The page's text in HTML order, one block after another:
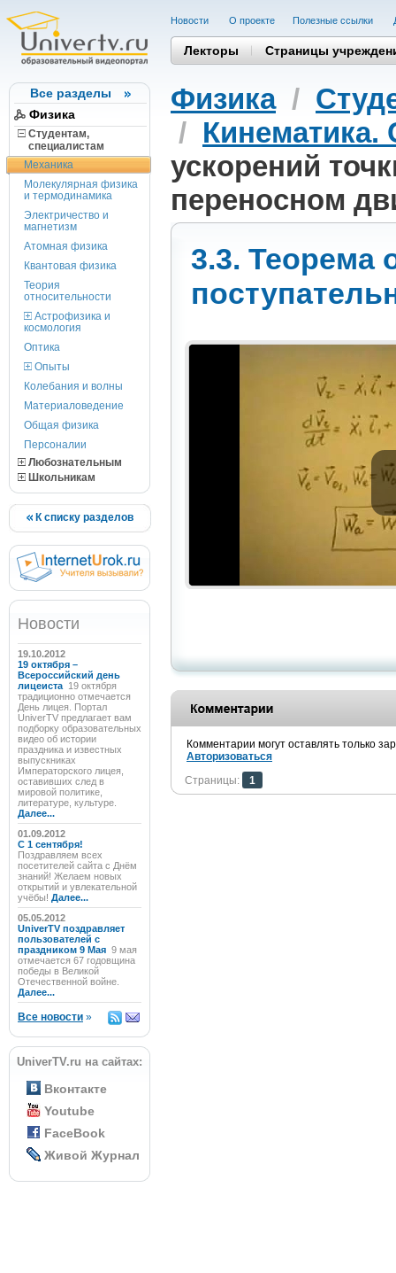
Все разделы
Физика
Студентам,
cпециалистам
Механика
Молекулярная физика
и термодинамика
Электричество и
магнетизм
Атомная физика
Квантовая физика
Теория
относительности
Астрофизика и
космология
Оптика
Опыты
Колебания и волны
Материаловедение
Общая физика
Персоналии
Любознательным
Школьникам
К списку разделов
Новости
19.10.2012
19 октября –
Всероссийский день
лицеиста 19 октября
традиционно отмечается
День лицея. Портал
UniverTV предлагает вам
подборку образовательных
видео об истории
праздника и известных
выпускниках
Императорского лицея,
оставивших след в
мировой политике,
литературе, культуре.
Далее...
01.09.2012
C 1 сентября!
Поздравляем всех
посетителей сайта с Днём
знаний! Желаем новых
открытий и увлекательной
учёбы! Далее...
05.05.2012
UniverTV поздравляет
пользователей с
праздником 9 Мая 9 мая
отмечается 67 годовщина
победы в Великой
Отечественной войне.
Далее...
Все новости »
UniverTV.ru на сайтах:
Вконтакте
Youtube
FaceBook
Живой Журнал
Новости О проекте Полезные cсылки
Лекторы Страницы
Физика/
/ Кинематика.
ускорений
переносном
3.3. Теорема
Комментарии могут оставлять только
Авторизоваться
Страницы:
1